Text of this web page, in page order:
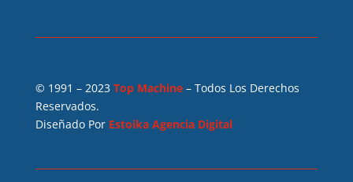
© 1991 – 2023 Top Machine– Todos Los Derechos
Reservados.
Diseñado Por Estoika Agencia Digital